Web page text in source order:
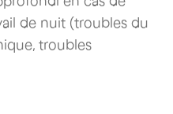
de nuit (troubles du
troubles